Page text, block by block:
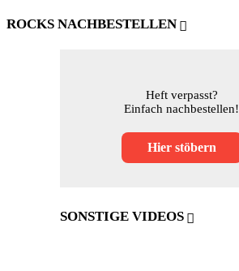
ROCKS NACHBESTELLEN
Heft verpasst?
Einfach nachbestellen!
Hier stöbern
SONSTIGE VIDEOS